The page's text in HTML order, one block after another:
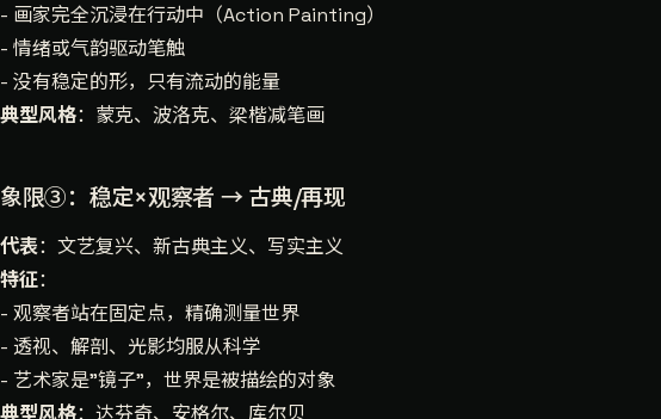
- 画家完全沉浸在行动中（Action Painting）
- 情绪或气韵驱动笔触
- 没有稳定的形，只有流动的能量
典型风格：蒙克、波洛克、梁楷减笔画
象限③：稳定×观察者 → 古典/再现
代表：文艺复兴、新古典主义、写实主义
特征：
- 观察者站在固定点，精确测量世界
- 透视、解剖、光影均服从科学
- 艺术家是"镜子"，世界是被描绘的对象
典型风格：达芬奇、安格尔、库尔贝